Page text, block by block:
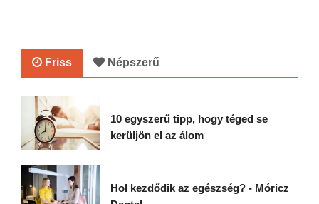
Friss Népszerű
10 egyszerű tipp, hogy téged se
kerüljön el az álom
Hol kezdődik az egészség? - Móricz